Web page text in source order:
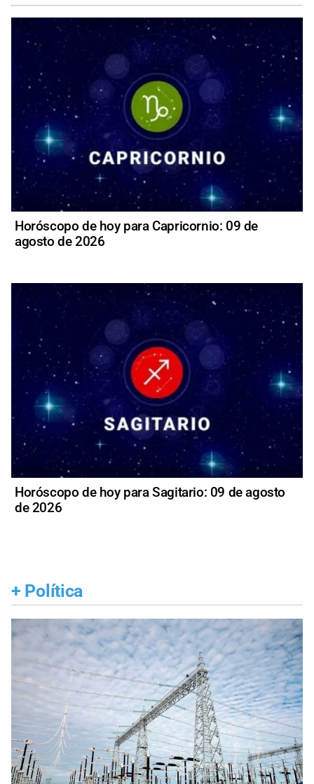
Horóscopo de hoy para Capricornio: 09 de
agosto de 2026
Horóscopo de hoy para Sagitario: 09 de agosto
de 2026
+ Política